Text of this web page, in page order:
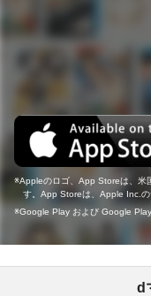
Appleのロゴ、App Storeは、米
す。App Storeは、Apple Inc.の
Google Play および Google
d